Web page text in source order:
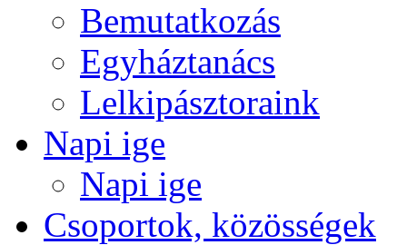
Bemutatkozás
Egyháztanács
Lelkipásztoraink
Napi ige
Napi ige
Csoportok, közösségek